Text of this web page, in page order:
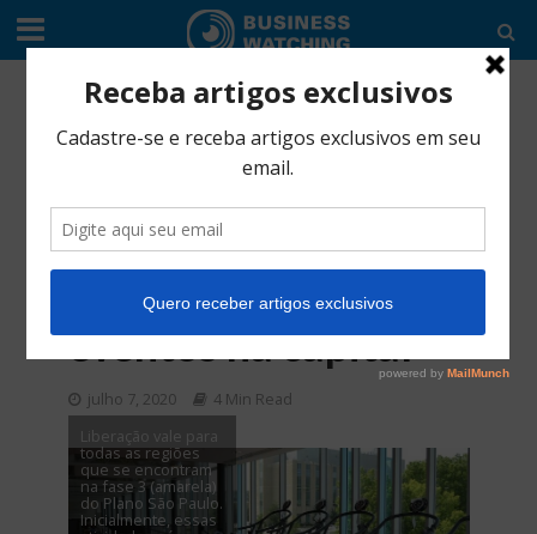
COMÉRCIO• EDITORIAL
Governo de SP
autoriza abertura de
academias e
realização de
eventos na capital
julho 7, 2020 4 Min Read
Liberação vale para
todas as regiões
que se encontram
na fase 3 (amarela)
do Plano São Paulo.
Inicialmente, essas